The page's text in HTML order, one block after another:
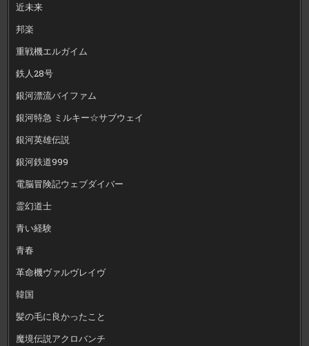
近未来
邦楽
重戦機エルガイム
鉄人28号
銀河漂流バイファム
銀河特急 ミルキー☆サブウェイ
銀河英雄伝説
銀河鉄道999
電脳冒険記ウェブダイバー
霊幻道士
青い経験
青春
革命機ヴァルヴレイヴ
韓国
髪の毛に良かったこと
魔境伝説アクロバンチ